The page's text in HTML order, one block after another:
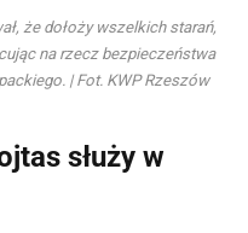
że dołoży wszelkich starań,
na rzecz bezpieczeństwa
| Fot. KWP Rzeszów
służy w